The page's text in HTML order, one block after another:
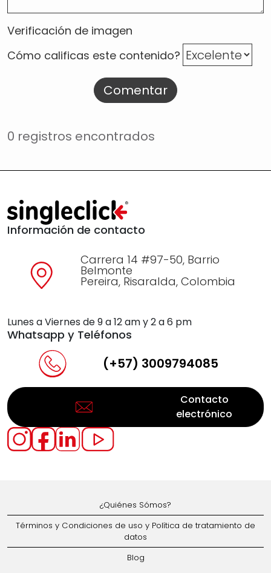
Verificación de imagen
Cómo calificas este contenido?
Comentar
0 registros encontrados
Información de contacto
Carrera 14 #97-50, Barrio
Belmonte
Pereira, Risaralda, Colombia
Lunes a Viernes de 9 a 12 am y 2 a 6 pm
Whatsapp y Teléfonos
(+57) 3009794085
Contacto
electrónico
¿Quiénes Sómos?
Términos y Condiciones de uso y Política de tratamiento de
datos
Blog